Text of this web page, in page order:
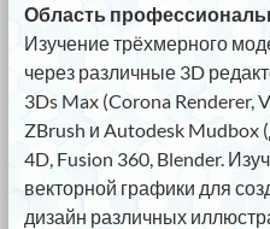
Область
Изучение трёхмерного
через различные 3D
3Ds Max (Corona Renderer,
ZBrush и Autodesk Mudbox
4D, Fusion 360, Blender.
векторной графики для
дизайн различных